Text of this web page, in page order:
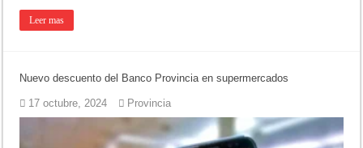
Leer mas
Nuevo descuento del Banco Provincia en supermercados
17 octubre, 2024 Provincia